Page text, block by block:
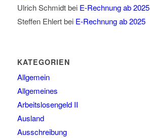
Ulrich Schmidtbei E-Rechnung ab 2025
Steffen Ehlertbei E-Rechnung ab 2025
KATEGORIEN
Allgemein
Allgemeines
Arbeitslosengeld II
Ausland
Ausschreibung